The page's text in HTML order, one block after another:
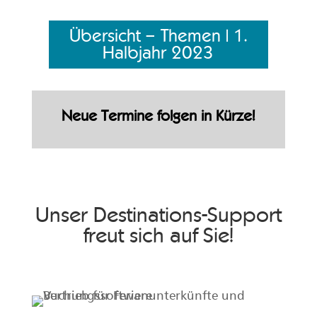
Übersicht – Themen | 1.
Halbjahr 2023
Neue Termine folgen in Kürze!
Unser Destinations-Support
freut sich auf Sie!